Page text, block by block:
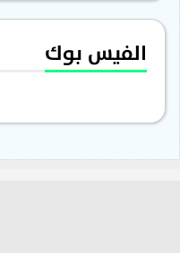
الفيس بوك